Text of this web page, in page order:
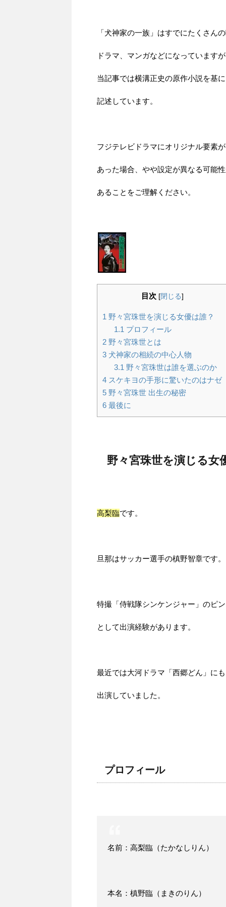
「犬神家の一族」はすでにたくさん
ドラマ、マンガなどになっていますが
当記事では横溝正史の原作小説を基に
記述しています。
フジテレビドラマにオリジナル要素が
あった場合、やや設定が異なる可能
あることをご理解ください。
目次 [閉じる]
1 野々宮珠世を演じる女優は誰？
1.1 プロフィール
2 野々宮珠世とは
3 犬神家の相続の中心人物
3.1 野々宮珠世は誰を選ぶのか
4 スケキヨの手形に驚いたのはナゼ
5 野々宮珠世 出生の秘密
6 最後に
野々宮珠世を演じる女
高梨臨です。
旦那はサッカー選手の槙野智章です。
特撮「侍戦隊シンケンジャー」のピン
として出演経験があります。
最近では大河ドラマ「西郷どん」にも
出演していました。
プロフィール
名前：高梨臨（たかなしりん）
本名：槙野臨（まきのりん）